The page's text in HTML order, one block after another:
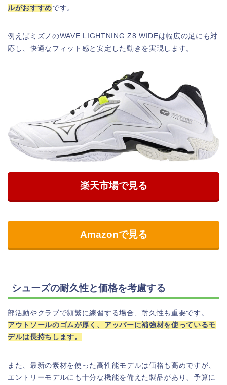
ルがおすすめです。
例えばミズノのWAVE LIGHTNING Z8 WIDEは幅広の足にも対
応し、快適なフィット感と安定した動きを実現します。
楽天市場で見る
Amazonで見る
シューズの耐久性と価格を考慮する
部活動やクラブで頻繁に練習する場合、耐久性も重要です。
アウトソールのゴムが厚く、アッパーに補強材を使っているモ
デルは長持ちします。
また、最新の素材を使った高性能モデルは価格も高めですが、
エントリーモデルにも十分な機能を備えた製品があり、予算に